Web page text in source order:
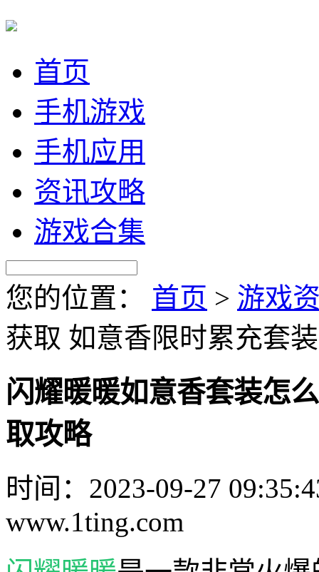
首页
手机游戏
手机应用
资讯攻略
游戏合集
您的位置： 首页 > 游戏
获取 如意香限时累充套
闪耀暖暖如意香套装怎
取攻略
时间：2023-09-27
www.1ting.com